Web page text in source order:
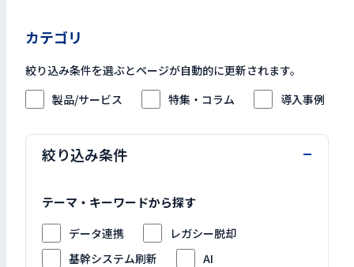
検索キーワードを入力
閉じる
カテゴリ
絞り込み条件を選ぶとページが自動的に更新されます。
製品/サービス
特集・コラム 導入事例
絞り込み条件
テーマ・キーワードから探す
データ連携
レガシー脱却
基幹システム刷新
AI